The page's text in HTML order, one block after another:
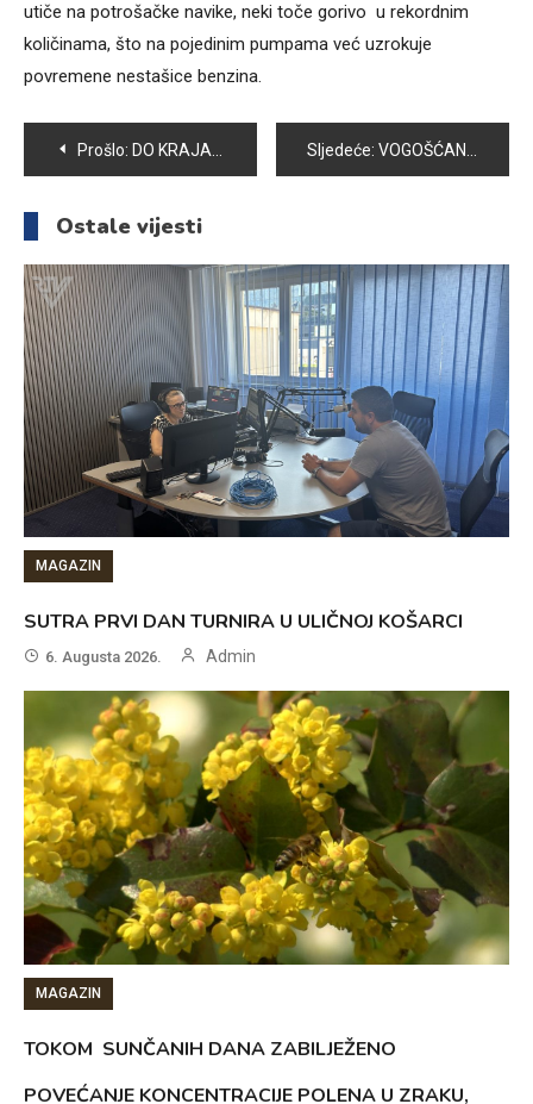
utiče na potrošačke navike, neki toče gorivo u rekordnim
količinama, što na pojedinim pumpama već uzrokuje
povremene nestašice benzina.
Navigacija
članaka
Prošlo: DO KRAJA RAMAZANA OBAVEZA JE DATI VITRE I UPLATITI ZEKAT Sljedeće: VOGOŠĆANSKI MERHAMET IZVRŠIO PODJELU RAMAZANSKIH PAKETA
Ostale vijesti
MAGAZIN
SUTRA PRVI DAN TURNIRA U ULIČNOJ KOŠARCI
6. Augusta 2026. Admin
MAGAZIN
TOKOM SUNČANIH DANA ZABILJEŽENO
POVEĆANJE KONCENTRACIJE POLENA U ZRAKU,